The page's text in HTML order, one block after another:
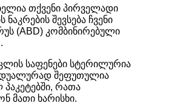
თქვენი პირველადი
ნაკრების შევსება ჩვენი
(ABD) კომბინირებული
საფენები სტერილურია
შეფუთულია
პაკეტებში, რათა
მათი ხარისხი.